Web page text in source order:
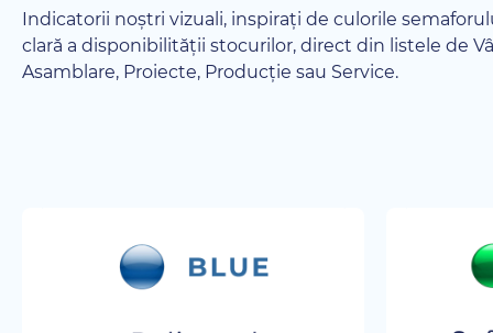
Indicatorii noștri vizuali, inspirați de culorile
clară a disponibilității stocurilor, direct din listele de
Asamblare, Proiecte, Producție sau Service.